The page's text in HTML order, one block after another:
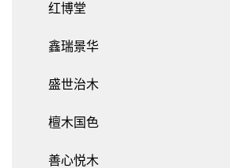
红博堂
鑫瑞景华
盛世治木
檀木国色
善心悦木